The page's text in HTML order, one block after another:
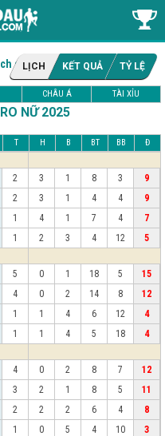
giải Women Euro Qualifiers
LỊCH KẾT QUẢ TỶ LỆ
CHÂU Á TÀI XỈU
NỮ 2025
T H B BT BB Đ
2 3 1 8 3
9
2 3 1 4 4
9
1 4 1 7 4
7
1 2 3 4 12
5
5 0 1 18 5
15
4 0 2 14 8
12
1 1 4 6 12
4
1 1 4 5 18
4
4 0 2 8 7
12
3 2 1 8 5
11
2 2 2 6 4
8
1 0 5 4 10
3